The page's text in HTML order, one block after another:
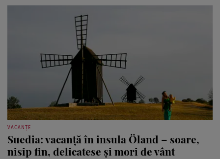
VACANȚE
Suedia: vacanţă în insula Öland – soare,
nisip fin, delicatese şi mori de vânt